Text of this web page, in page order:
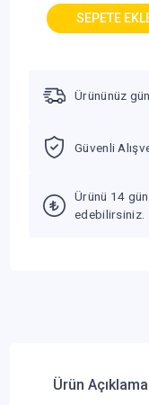
Ürününüz
Güvenli
Ürünü 14
edebilirsiniz.
Ürün